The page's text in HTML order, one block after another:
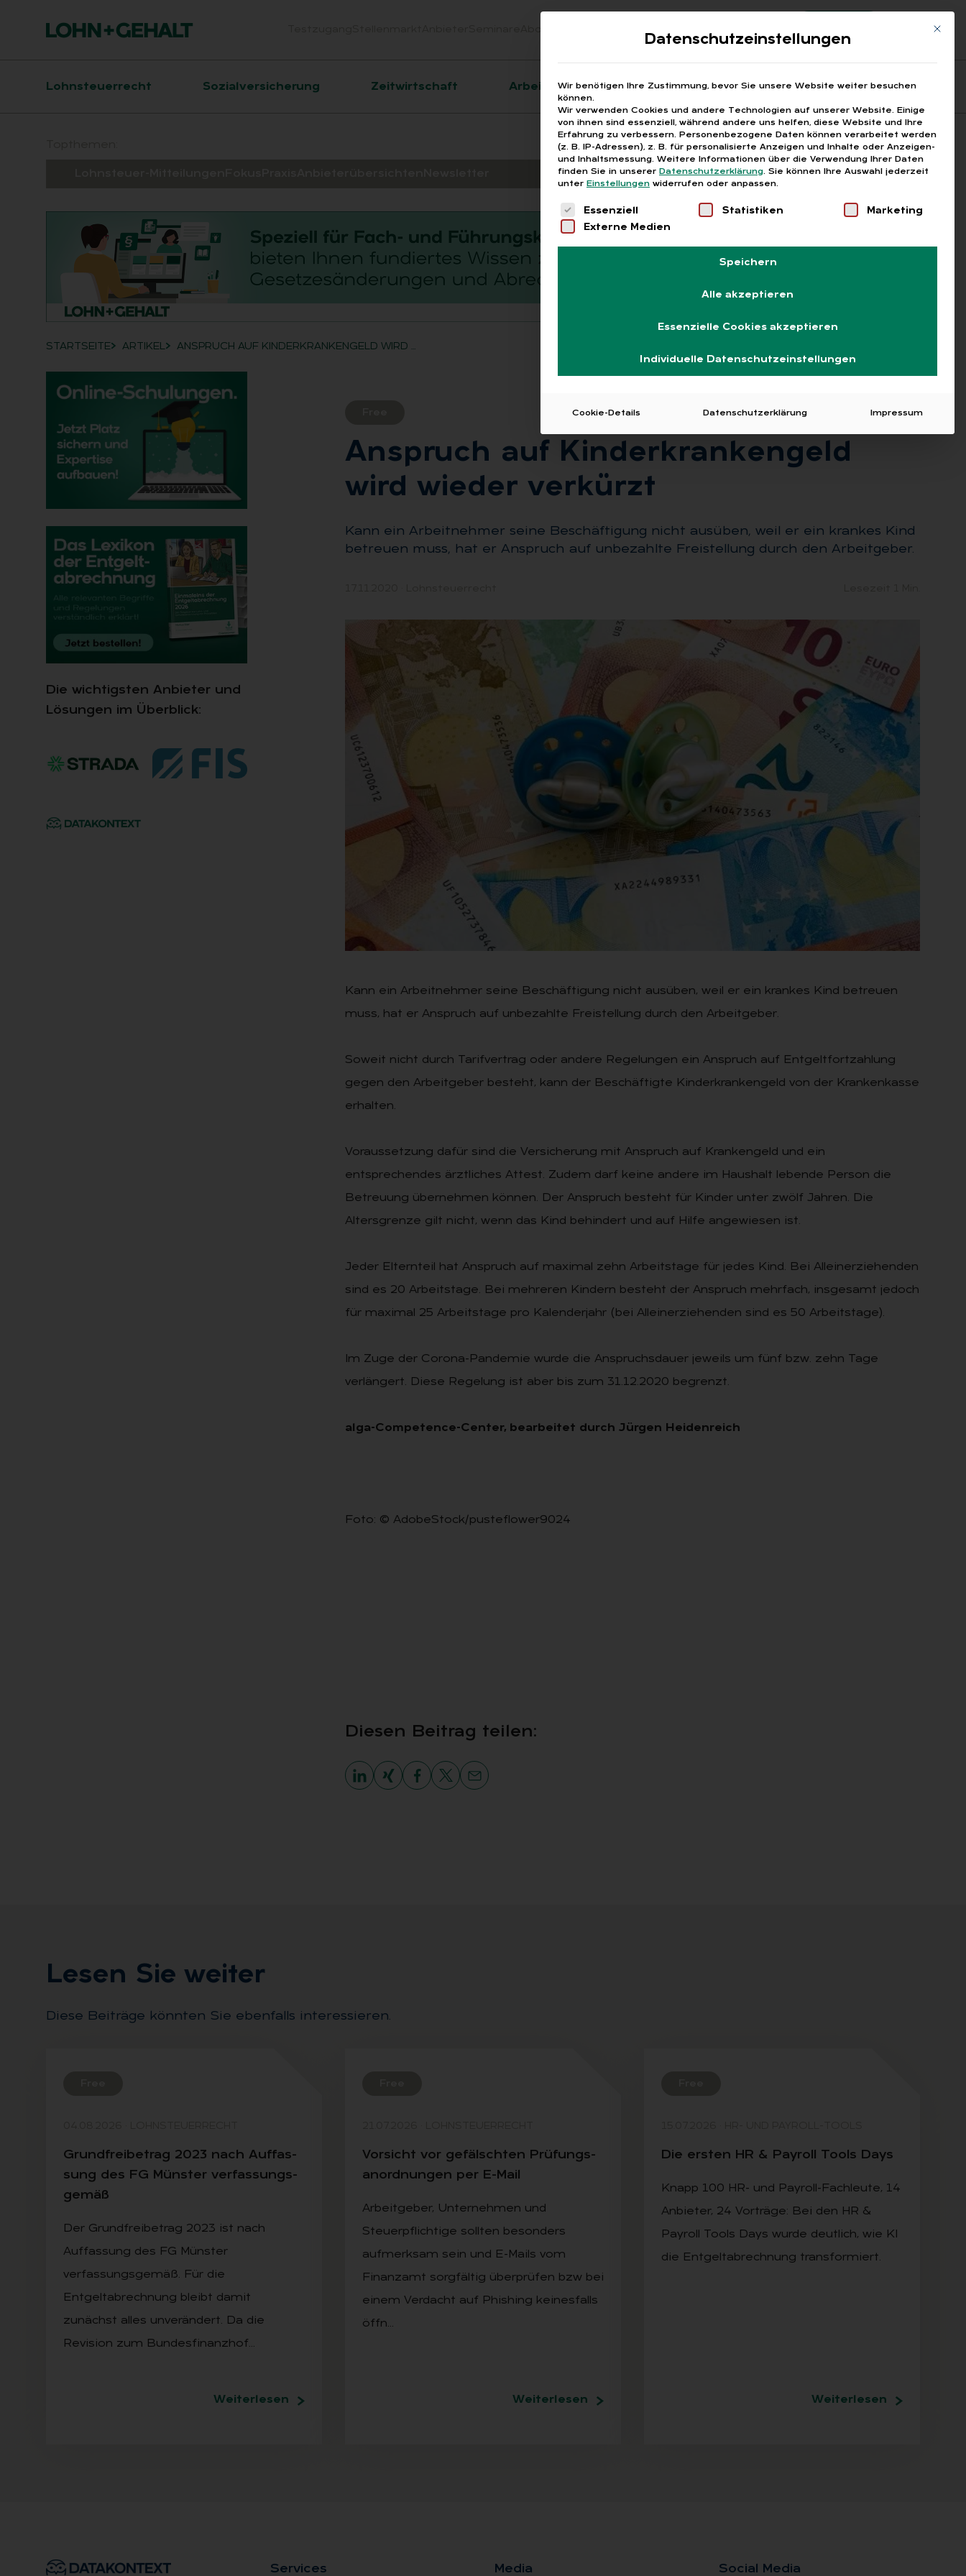
Suchen
Registrierung
Hauptnavigation
Lohnsteuerrecht Sozialversicherung Zeitwirtschaft Arbeitsrecht Fragen aus den ARGEn Printausgaben
Breadcrumb-Navigation
STARTSEITE ARTIKEL ANSPRUCH AUF KINDERKRANKENGELD WIRD …
Die wichtigsten Anbieter und
Lösungen im Überblick:
An­spruch auf Kin­der­kran­ken­geld
wird wie­der ver­kürzt
Kann ein Arbeitnehmer seine Beschäftigung nicht ausüben, weil er ein krankes Kind
betreuen muss, hat er Anspruch auf unbezahlte Freistellung durch den Arbeitgeber.
Kann ein Arbeitnehmer seine Beschäftigung nicht ausüben, weil er ein krankes Kind betreuen
muss, hat er Anspruch auf unbezahlte Freistellung durch den Arbeitgeber.
Soweit nicht durch Tarifvertrag oder andere Regelungen ein Anspruch auf Entgeltfortzahlung
gegen den Arbeitgeber besteht, kann der Beschäftigte Kinderkrankengeld von der Krankenkasse
erhalten.
Voraussetzung dafür sind die Versicherung mit Anspruch auf Krankengeld und ein
entsprechendes ärztliches Attest. Zudem darf keine andere im Haushalt lebende Person die
Betreuung übernehmen können. Der Anspruch besteht für Kinder unter zwölf Jahren. Die
Altersgrenze gilt nicht, wenn das Kind behindert und auf Hilfe angewiesen ist.
Jeder Elternteil hat Anspruch auf maximal zehn Arbeitstage für jedes Kind. Bei Alleinerziehenden
sind es 20 Arbeitstage. Bei mehreren Kindern besteht der Anspruch mehrfach, insgesamt jedoch
für maximal 25 Arbeitstage pro Kalenderjahr (bei Alleinerziehenden sind es 50 Arbeitstage).
Im Zuge der Corona-Pandemie wurde die Anspruchsdauer jeweils um fünf bzw. zehn Tage
verlängert. Diese Regelung ist aber bis zum 31.12.2020 begrenzt.
alga-Competence-Center, bearbeitet durch Jürgen Heidenreich
Foto: © AdobeStock/pusteflower9024
Die­sen Bei­trag tei­len:
Le­sen Sie wei­ter
Diese Beiträge könnten Sie ebenfalls interessieren.
Grund­frei­be­trag 2023 nach Auf­fas­
sung des FG Müns­ter ver­fas­sungs­
ge­mäß
Der Grundfreibetrag 2023 ist nach
Auffassung des FG Münster
verfassungsgemäß. Für die
Entgeltabrechnung bleibt damit
zunächst alles unverändert. Da die
Revision zum Bundesfinanzhof…
Weiterlesen
Vor­sicht vor ge­fälsch­ten Prü­fungs­
an­ord­nun­gen per E-Mail
Arbeitgeber, Unternehmen und
Steuerpflichtige sollten besonders
aufmerksam sein und E-Mails vom
Finanzamt sorgfältig überprüfen bzw bei
einem Verdacht auf Phishing keinesfalls
öffn…
Weiterlesen
Die ers­ten HR & Pay­roll Tools Days
Knapp 100 HR- und Payroll-Fachleute, 14
Anbieter, 24 Vorträge: Bei den HR &
Payroll Tools Days wurde deutlich, wie KI
die Entgeltabrechnung transformiert.
Weiterlesen
Ser­vices Me­dia So­ci­al Me­dia
Mit
Datenschutzeinstellungen
Wir benötigen Ihre Zustimmung, bevor Sie unsere Website weiter besuchen
können.
Wir verwenden Cookies und andere Technologien auf unserer Website. Einige
von ihnen sind essenziell, während andere uns helfen, diese Website und Ihre
Erfahrung zu verbessern. Personenbezogene Daten können verarbeitet werden
(z. B. IP-Adressen), z. B. für personalisierte Anzeigen und Inhalte oder Anzeigen-
und Inhaltsmessung. Weitere Informationen über die Verwendung Ihrer Daten
finden Sie in unserer Datenschutzerklärung. Sie können Ihre Auswahl jederzeit
unter Einstellungen widerrufen oder anpassen.
Es folgt eine Liste der Service-Gruppen, für die eine
Essenziell Statistiken
Marketing
Externe Medien
Speichern
Alle akzeptieren
Essenzielle Cookies akzeptieren
Individuelle Datenschutzeinstellungen
Cookie-Details Datenschutzerklärung Impressum